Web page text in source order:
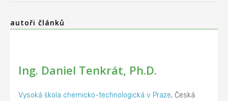
autoři článků
Ing. Daniel Tenkrát, Ph.D.
Vysoká škola chemicko-technologická v Praze, Česká